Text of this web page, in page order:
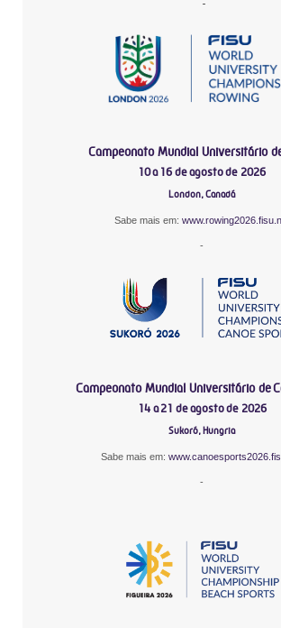
Campeonato Mundial Universitário
10 a 16 de agosto de 2026
London, Canadá
Sabe mais em:
-
Campeonato Mundial Universitário de
14 a 21 de agosto de 2026
Sukoró, Hungria
Sabe mais em:
-